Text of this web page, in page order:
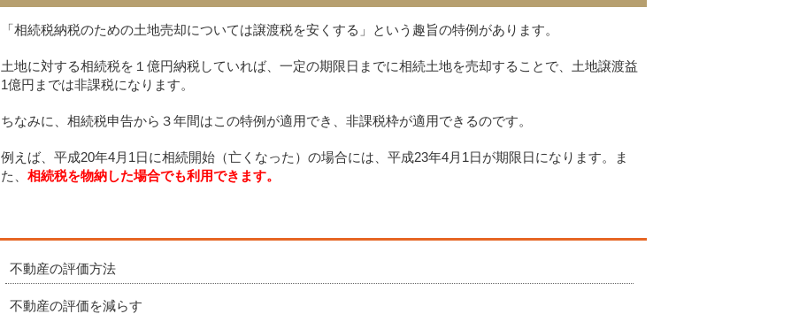
「相続税納税のための土地売却については譲渡税を安くする」という趣旨の特例があります。
土地に対する相続税を１億円納税していれば、一定の期限日までに相続土地を売却することで、土地譲渡益
1億円までは非課税になります。
ちなみに、相続税申告から３年間はこの特例が適用でき、非課税枠が適用できるのです。
例えば、平成20年4月1日に相続開始（亡くなった）の場合には、平成23年4月1日が期限日になります。ま
た、 相続税を物納した場合でも利用できます。
不動産の評価方法
不動産の評価を減らす